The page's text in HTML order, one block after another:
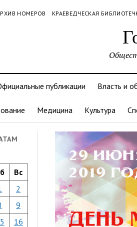
НОМЕРОВ КРАЕВЕДЧЕСКАЯ
публикации Власть и
Медицина Культура
Вс
2
9
16